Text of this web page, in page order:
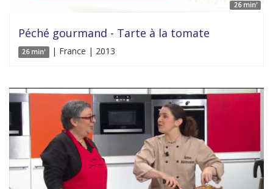
26 min'
Péché gourmand - Tarte à la tomate
26 min' | France | 2013